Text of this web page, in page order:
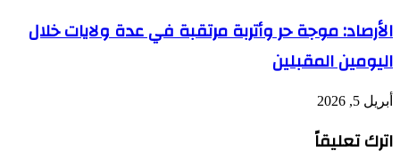
الأرصاد: موجة حر وأتربة مرتقبة في عدة ولايات خلال
اليومين المقبلين
أبريل 5, 2026
اترك تعليقاً